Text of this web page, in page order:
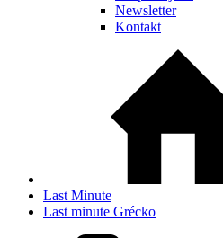
Newsletter
Kontakt
Last Minute
Last minute Grécko